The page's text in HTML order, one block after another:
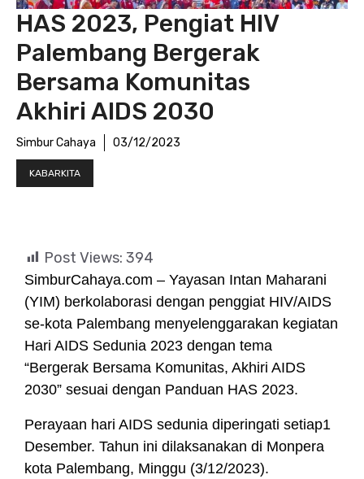
HAS 2023, Pengiat HIV
Palembang Bergerak
Bersama Komunitas
Akhiri AIDS 2030
Simbur Cahaya 03/12/2023
KABARKITA
Post Views: 394
SimburCahaya.com – Yayasan Intan Maharani
(YIM) berkolaborasi dengan penggiat HIV/AIDS
se-kota Palembang menyelenggarakan kegiatan
Hari AIDS Sedunia 2023 dengan tema
“Bergerak Bersama Komunitas, Akhiri AIDS
2030” sesuai dengan Panduan HAS 2023.
Perayaan hari AIDS sedunia diperingati setiap1
Desember. Tahun ini dilaksanakan di Monpera
kota Palembang, Minggu (3/12/2023).